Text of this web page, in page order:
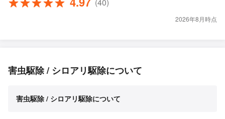
2026年8月時点
害虫駆除 / シロアリ駆除について
害虫駆除 / シロアリ駆除について